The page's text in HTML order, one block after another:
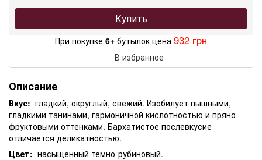
Купить
При покупке 6+ бутылок цена 932 грн
В избранное
Описание
Вкус: гладкий, округлый, свежий. Изобилует пышными,
гладкими танинами, гармоничной кислотностью и пряно-
фруктовыми оттенками. Бархатистое послевкусие
отличается деликатностью.
Цвет: насыщенный темно-рубиновый.